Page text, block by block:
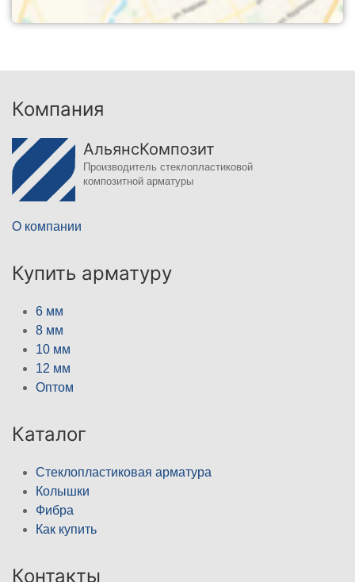
Компания
АльянсКомпозит
Производитель стеклопластиковой
композитной арматуры
О компании
Купить арматуру
6 мм
8 мм
10 мм
12 мм
Оптом
Каталог
Стеклопластиковая арматура
Колышки
Фибра
Как купить
Контакты